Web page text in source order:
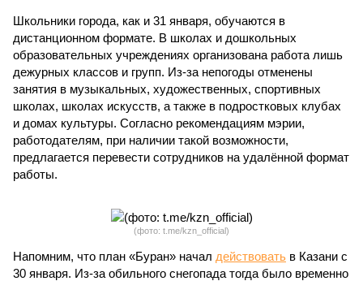
Школьники города, как и 31 января, обучаются в
дистанционном формате. В школах и дошкольных
образовательных учреждениях организована работа лишь
дежурных классов и групп. Из-за непогоды отменены
занятия в музыкальных, художественных, спортивных
школах, школах искусств, а также в подростковых клубах
и домах культуры. Согласно рекомендациям мэрии,
работодателям, при наличии такой возможности,
предлагается перевести сотрудников на удалённой формат
работы.
(фото: t.me/kzn_official)
Напомним, что план «Буран» начал действовать в Казани с
30 января. Из-за обильного снегопада тогда было временно